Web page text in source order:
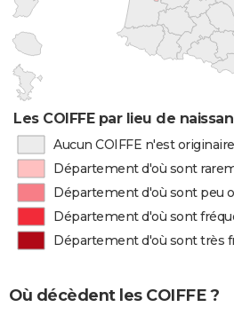
Les COIFFE par lieu de
Aucun COIFFE n'est
Département d'où sont
Département d'où sont peu
Département d'où sont
Département d'où sont très
Où décèdent les COIFFE ?